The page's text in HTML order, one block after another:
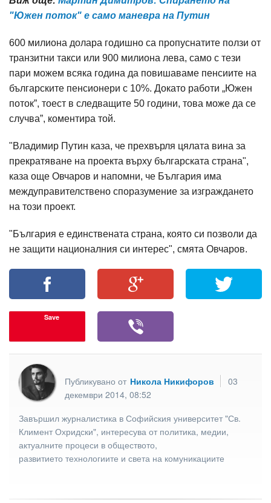
"Южен поток" е само маневра на Путин
600 милиона долара годишно са пропуснатите ползи от
транзитни такси или 900 милиона лева, само с тези
пари можем всяка година да повишаваме пенсиите на
българските пенсионери с 10%. Докато работи „Южен
поток”, тоест в следващите 50 години, това може да се
случва”, коментира той.
"Владимир Путин каза, че прехвърля цялата вина за
прекратяване на проекта върху българската страна",
каза още Овчаров и напомни, че България има
междуправителствено споразумение за изграждането
на този проект.
"България е единствената страна, която си позволи да
не защити националния си интерес", смята Овчаров.
Save
Публикувано от Никола Никифоров
03
декември 2014, 08:52
Завършил журналистика в Софийския университет "Св.
Климент Охридски", интересува от политика, медии,
актуалните процеси в обществото,
развитието технологиите и света на комуникациите